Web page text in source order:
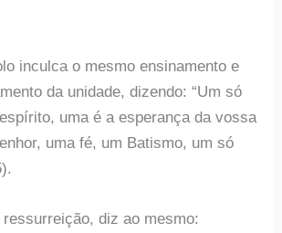
inculca o mesmo ensinamento e
da unidade, dizendo: “Um só
uma é a esperança da vossa
uma fé, um Batismo, um só
diz ao mesmo: